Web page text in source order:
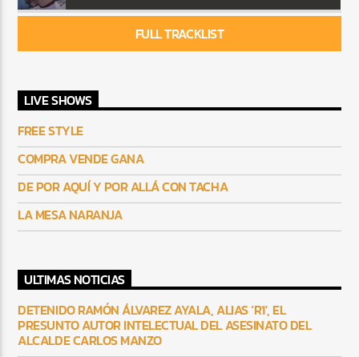
FULL TRACKLIST
LIVE SHOWS
FREE STYLE
COMPRA VENDE GANA
DE POR AQUÍ Y POR ALLÁ CON TACHA
LA MESA NARANJA
ULTIMAS NOTICIAS
DETENIDO RAMÓN ÁLVAREZ AYALA, ALIAS ‘R1′, EL
PRESUNTO AUTOR INTELECTUAL DEL ASESINATO DEL
ALCALDE CARLOS MANZO